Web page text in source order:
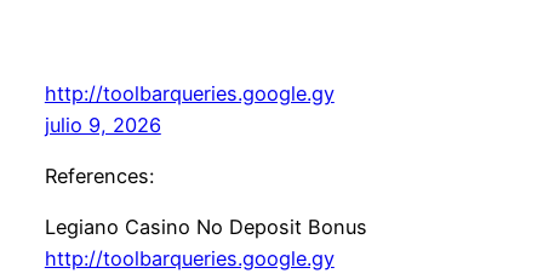
http://toolbarqueries.google.gy
julio 9, 2026
References:
Legiano Casino No Deposit Bonus
http://toolbarqueries.google.gy